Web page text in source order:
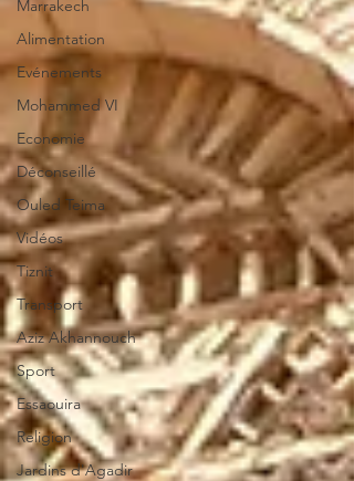
Marrakech
Alimentation
Evénements
Mohammed VI
Economie
Déconseillé
Ouled Teima
Vidéos
Tiznit
Transport
Aziz Akhannouch
Sport
Essaouira
Religion
Jardins d'Agadir